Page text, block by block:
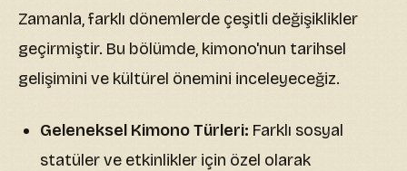
Zamanla, farklı dönemlerde çeşitli değişiklikler
geçirmiştir. Bu bölümde, kimono'nun tarihsel
gelişimini ve kültürel önemini inceleyeceğiz.
Geleneksel Kimono Türleri: Farklı sosyal
statüler ve etkinlikler için özel olarak